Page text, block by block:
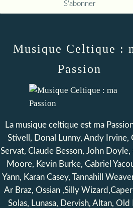
Musique Celtique :
Passion
La musique celtique est ma
Stivell, Donal Lunny, Andy Irvine,
Servat, Claude Besson, John Doyle,
Moore, Kevin Burke, Gabriel
Yann, Karan Casey, Tannahill
Ar Braz, Ossian ,Silly
Solas, Lunasa, Dervish, Altan, Old